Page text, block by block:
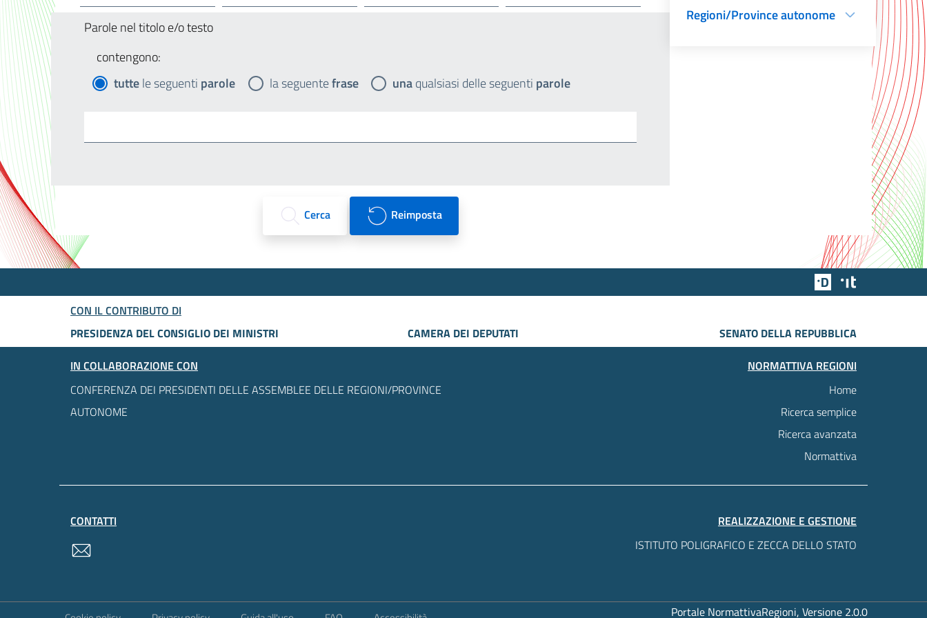
Parole nel titolo e/o testo
contengono:
tuttele seguenti parole la seguentefrase unaqualsiasi delle seguenti parole
Cerca Reimposta
Regioni/Province autonome
Team Digitale
CON IL CONTRIBUTO DI
PRESIDENZA DEL CONSIGLIO DEI MINISTRI
CAMERA DEI DEPUTATI
SENATO DELLA REPUBBLICA
IN COLLABORAZIONE CON
CONFERENZA DEI PRESIDENTI DELLE ASSEMBLEE DELLE REGIONI/PROVINCE
AUTONOME
NORMATTIVA REGIONI
Home
Ricerca semplice
Ricerca avanzata
Normattiva
CONTATTI
REALIZZAZIONE E GESTIONE
ISTITUTO POLIGRAFICO E ZECCA DELLO STATO
Portale NormattivaRegioni, Versione 2.0.0